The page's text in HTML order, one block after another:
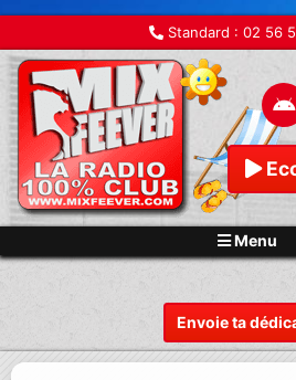
Standard : 02 56
Menu
Envoie ta